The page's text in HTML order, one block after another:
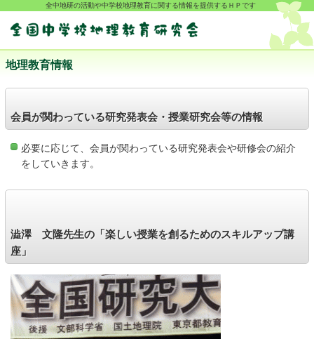
全中地研の活動や中学校地理教育に関する情報を提供するＨＰです
地理教育情報
会員が関わっている研究発表会・授業研究会等の情報
必要に応じて、会員が関わっている研究発表会や研修会の紹介
をしていきます。
澁澤 文隆先生の「楽しい授業を創るためのスキルアップ講
座」